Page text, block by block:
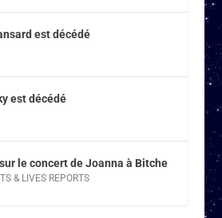
est décédé
est décédé
le concert de Joanna à Bitche
& LIVES REPORTS